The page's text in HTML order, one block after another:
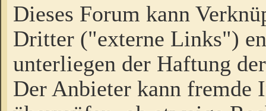
Dieses Forum kann
Dritter ("externe Links")
unterliegen der Haftung
Der Anbieter kann fremde